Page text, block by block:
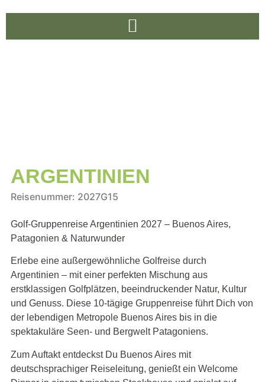
ARGENTINIEN
Reisenummer: 2027G15
Golf-Gruppenreise Argentinien 2027 – Buenos Aires,
Patagonien & Naturwunder
Erlebe eine außergewöhnliche Golfreise durch
Argentinien – mit einer perfekten Mischung aus
erstklassigen Golfplätzen, beeindruckender Natur, Kultur
und Genuss. Diese 10-tägige Gruppenreise führt Dich von
der lebendigen Metropole Buenos Aires bis in die
spektakuläre Seen- und Bergwelt Patagoniens.
Zum Auftakt entdeckst Du Buenos Aires mit
deutschsprachiger Reiseleitung, genießt ein Welcome